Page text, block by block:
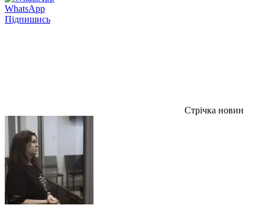
WhatsApp
Підпишись
Стрічка новин